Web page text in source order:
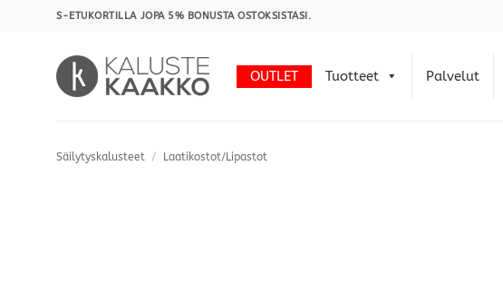
S-ETUKORTILLA JOPA 5% BONUSTA OSTOKSISTASI.
OUTLET Tuotteet Palvelut
Säilytyskalusteet / Laatikostot/Lipastot